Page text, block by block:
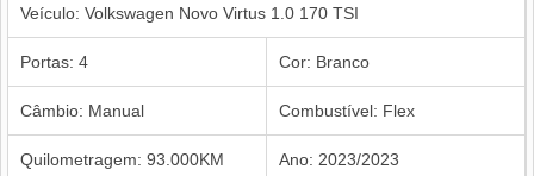
Veículo: Volkswagen Novo Virtus 1.0 170 TSI
Portas: 4 Cor: Branco
Câmbio: Manual Combustível: Flex
Quilometragem: 93.000KM Ano: 2023/2023